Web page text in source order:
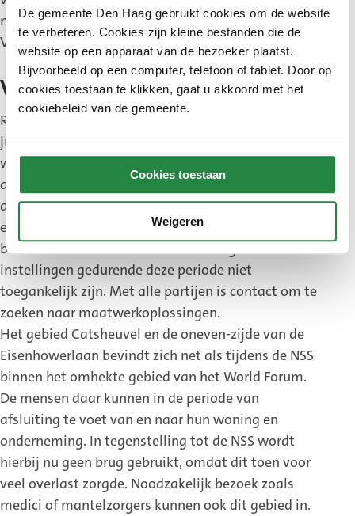
De gemeente Den Haag gebruikt cookies om de website
te verbeteren. Cookies zijn kleine bestanden die de
website op een apparaat van de bezoeker plaatst.
Bijvoorbeeld op een computer, telefoon of tablet. Door op
cookies toestaan te klikken, gaat u akkoord met het
cookiebeleid van de gemeente.
Cookies toestaan
Weigeren
mei meer bekend zal zijn.
Vier gebieden in het kort
Vier gebieden in het kort
Rond het World Forum wordt van donderdag 19
juni 23.59 uur tot de laatste dag van de top
woensdag 25 juni 20.00 uur het gebied geheel
afgesloten. Het gebied is alleen toegankelijk voor
degenen die direct bij de NAVO-top zijn betrokken
en er zal sprake zijn van toegangscontrole. Dit
betekent dat een aantal ondernemingen en
instellingen gedurende deze periode niet
toegankelijk zijn. Met alle partijen is contact om te
zoeken naar maatwerkoplossingen.
Het gebied Catsheuvel en de oneven-zijde van de
Eisenhowerlaan bevindt zich net als tijdens de NSS
binnen het omhekte gebied van het World Forum.
De mensen daar kunnen in de periode van
afsluiting te voet van en naar hun woning en
onderneming. In tegenstelling tot de NSS wordt
hierbij nu geen brug gebruikt, omdat dit toen voor
veel overlast zorgde. Noodzakelijk bezoek zoals
medici of mantelzorgers kunnen ook dit gebied in.